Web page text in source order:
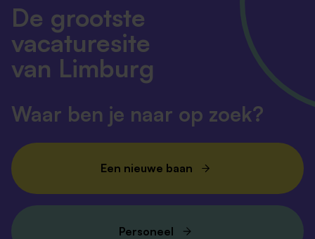
De grootste
vacaturesite
van Limburg
Waar ben je naar op zoek?
Een nieuwe baan
Personeel